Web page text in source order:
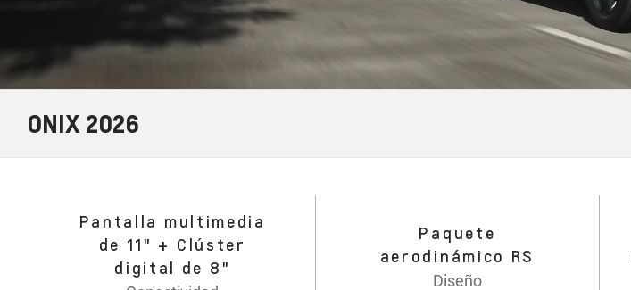
ONIX 2026
Pantalla multimedia
de 11" + Clúster
digital de 8"
Paquete
aerodinámico RS
Diseño